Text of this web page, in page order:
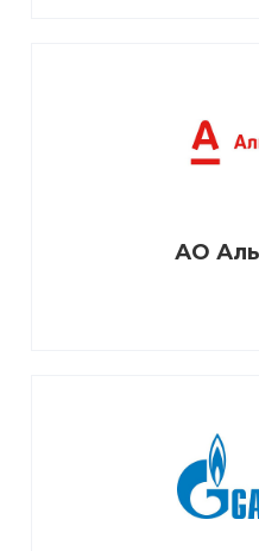
АО